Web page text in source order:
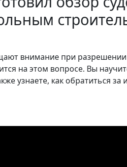
внимание при
на этом вопросе. Вы
узнаете, как обратиться